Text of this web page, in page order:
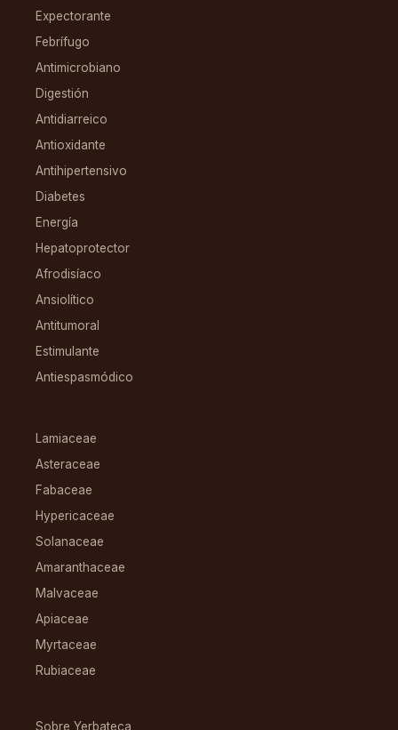
Expectorante
Febrífugo
Antimicrobiano
Digestión
Antidiarreico
Antioxidante
Antihipertensivo
Diabetes
Energía
Hepatoprotector
Afrodisíaco
Ansiolítico
Antitumoral
Estimulante
Antiespasmódico
Lamiaceae
Asteraceae
Fabaceae
Hypericaceae
Solanaceae
Amaranthaceae
Malvaceae
Apiaceae
Myrtaceae
Rubiaceae
Sobre Yerbateca